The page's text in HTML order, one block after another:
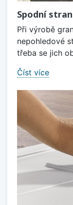
Spodní
Při výrobě
nepohledové
třeba se jich
Číst více